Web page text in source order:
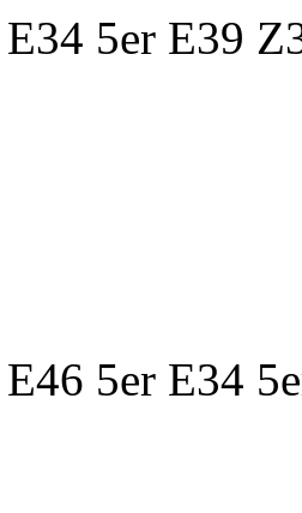
5er E39
5er E34